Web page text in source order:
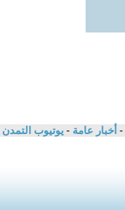
- أخبار عامة - يوتيوب التمدن